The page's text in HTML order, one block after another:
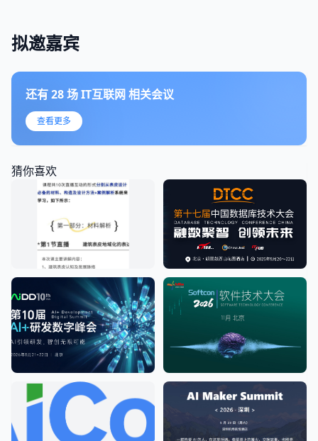
拟邀嘉宾
还有28场IT互联网 相关会议
查看更多
猜你喜欢